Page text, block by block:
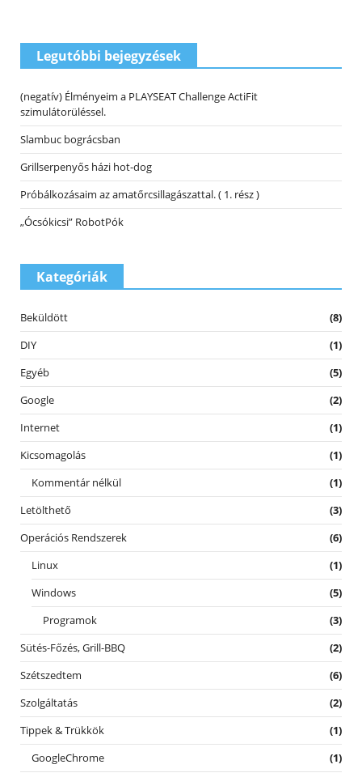
Legutóbbi bejegyzések
(negatív) Élményeim a PLAYSEAT Challenge ActiFit
szimulátorüléssel.
Slambuc bográcsban
Grillserpenyős házi hot-dog
Próbálkozásaim az amatőrcsillagászattal. ( 1. rész )
„Ócsókicsi” RobotPók
Kategóriák
Beküldött
(8)
DIY
(1)
Egyéb
(5)
Google
(2)
Internet
(1)
Kicsomagolás
(1)
Kommentár nélkül
(1)
Letölthető
(3)
Operációs Rendszerek
(6)
Linux
(1)
Windows
(5)
Programok
(3)
Sütés-Főzés, Grill-BBQ
(2)
Szétszedtem
(6)
Szolgáltatás
(2)
Tippek & Trükkök
(1)
GoogleChrome
(1)